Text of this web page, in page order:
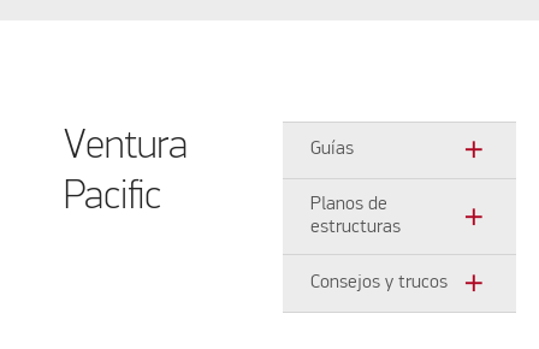
Ventura
Pacific
Guías add
Planos de
estructuras
add
Consejos y trucos add